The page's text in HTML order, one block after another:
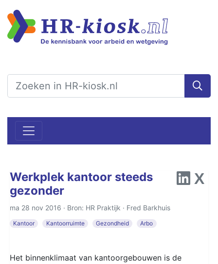
Werkplek kantoor steeds
gezonder
ma 28 nov 2016 · Bron: HR Praktijk · Fred Barkhuis
Kantoor Kantoorruimte Gezondheid Arbo
Het binnenklimaat van kantoorgebouwen is de